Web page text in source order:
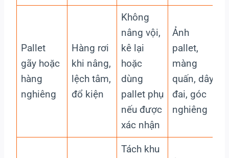
Pallet
gãy hoặc
hàng
nghiêng
Hàng rơi
khi nâng,
lệch tâm,
đổ kiện
Không
nâng vội,
kê lại
hoặc
dùng
pallet phụ
nếu được
xác nhận
Ảnh
pallet,
màng
quấn, dây
đai, góc
nghiêng
Tách khu